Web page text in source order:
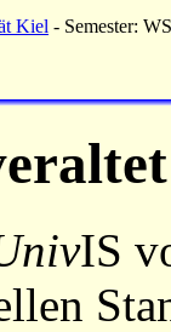
Kiel - Semester:
IS